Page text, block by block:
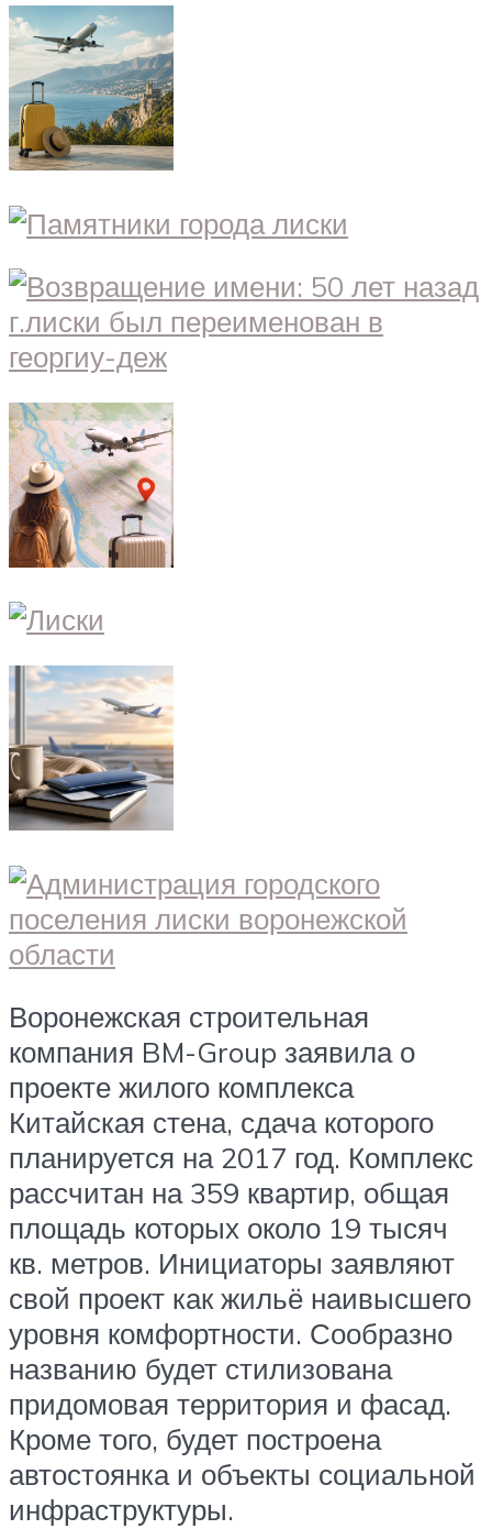
Воронежская строительная
компания BM-Group заявила о
проекте жилого комплекса
Китайская стена, сдача которого
планируется на 2017 год. Комплекс
рассчитан на 359 квартир, общая
площадь которых около 19 тысяч
кв. метров. Инициаторы заявляют
свой проект как жильё наивысшего
уровня комфортности. Сообразно
названию будет стилизована
придомовая территория и фасад.
Кроме того, будет построена
автостоянка и объекты социальной
инфраструктуры.